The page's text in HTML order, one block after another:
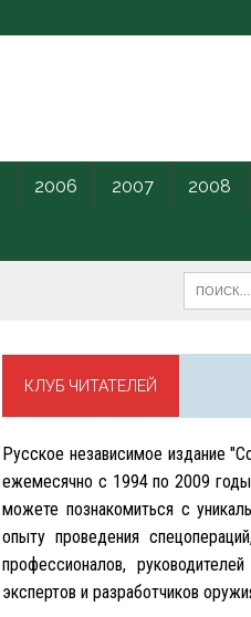
2006 2007 2008
КЛУБ ЧИТАТЕЛЕЙ
Русское независимое издание
ежемесячно с 1994 по 2009
можете познакомиться с
опыту проведения
профессионалов,
экспертов и разработчиков